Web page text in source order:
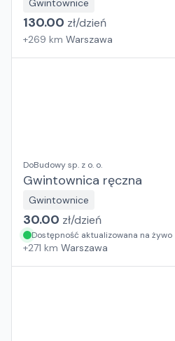
Gwintownice
130.00 zł/dzień
+269 km Warszawa
DoBudowy sp. z o. o.
Gwintownica ręczna
Gwintownice
30.00 zł/dzień
Dostępność aktualizowana na żywo
+271 km Warszawa